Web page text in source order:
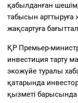
қабылданған
табысын арттыруға
жақсартуға
ҚР Премьер-
инвестиция тарту
экожүйе туралы
қатарында
қызметі